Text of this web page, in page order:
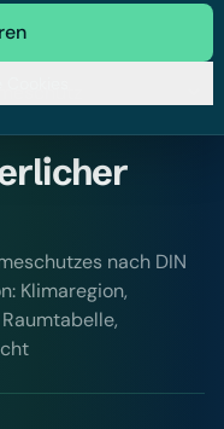
nach DIN
Klimaregion,